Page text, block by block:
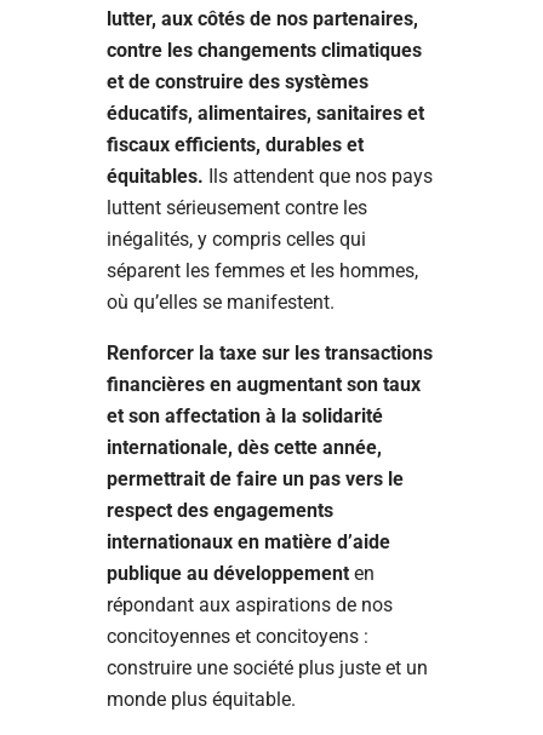
lutter, aux côtés de nos partenaires,
contre les changements climatiques
et de construire des systèmes
éducatifs, alimentaires, sanitaires et
fiscaux efficients, durables et
équitables. Ils attendent que nos pays
luttent sérieusement contre les
inégalités, y compris celles qui
séparent les femmes et les hommes,
où qu’elles se manifestent.
Renforcer la taxe sur les transactions
financières en augmentant son taux
et son affectation à la solidarité
internationale, dès cette année,
permettrait de faire un pas vers le
respect des engagements
internationaux en matière d’aide
publique au développement en
répondant aux aspirations de nos
concitoyennes et concitoyens :
construire une société plus juste et un
monde plus équitable.